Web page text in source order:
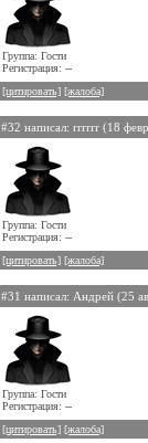
Группа: Гости
Регистрация: --
[цитировать] [жалоба]
#32 написал: rrrrrr (18
Группа: Гости
Регистрация: --
[цитировать] [жалоба]
#31 написал: Андрей (25
Группа: Гости
Регистрация: --
[цитировать] [жалоба]